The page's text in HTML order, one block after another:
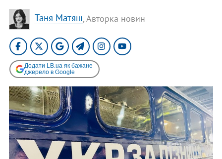
Таня Матяш, Авторка новин
Додати LB.ua як бажане
джерело в Google